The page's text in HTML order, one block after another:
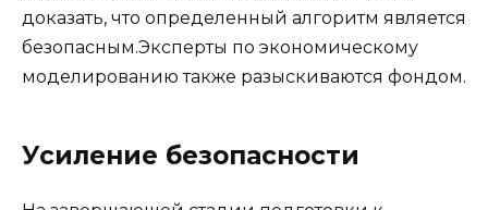
доказать, что определенный алгоритм является
безопасным.Эксперты по экономическому
моделированию также разыскиваются фондом.
Усиление безопасности